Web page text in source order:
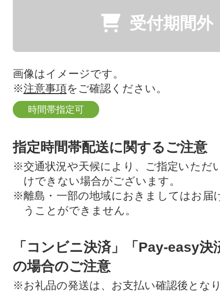
受付期間外
画像はイメージです。
※注意事項をご確認ください。
時間帯指定可
指定時間帯配送に関するご注意
※交通状況や天候により、ご指定いただ
けできない場合がございます。
※離島・一部の地域におきましてはお届
うことができません。
「コンビニ決済」「Pay-easy決
の場合のご注意
※お礼品の発送は、お支払い確認後とな